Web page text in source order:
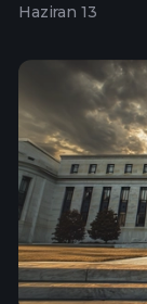
Haziran 13